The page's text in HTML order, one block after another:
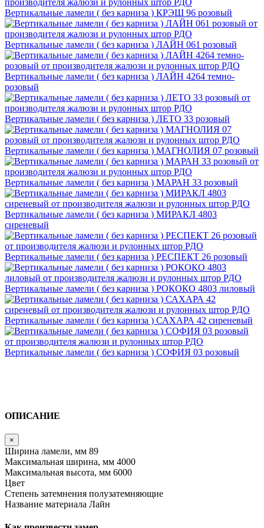
Вертикальные ламели ( без карниза ) КРЭШ 96 розовый
Вертикальные ламели ( без карниза ) ЛАЙН 061 розовый
Вертикальные ламели ( без карниза ) ЛАЙН 4264 темно-
розовый
Вертикальные ламели ( без карниза ) ЛЕТО 33 розовый
Вертикальные ламели ( без карниза ) МАГНОЛИЯ 07 розовый
Вертикальные ламели ( без карниза ) МАРАН 33 розовый
Вертикальные ламели ( без карниза ) МИРАКЛ 4803
сиреневый
Вертикальные ламели ( без карниза ) РЕСПЕКТ 26 розовый
Вертикальные ламели ( без карниза ) РОКОКО 4803 лиловый
Вертикальные ламели ( без карниза ) САХАРА 42 сиреневый
Вертикальные ламели ( без карниза ) СОФИЯ 03 розовый
ОПИСАНИЕ
×
Ширина ламели, мм 89
Максимальная ширина, мм 4000
Максимальная высота, мм 6000
Цвет
Степень затемнения полузатемняющие
Название материала Лайн